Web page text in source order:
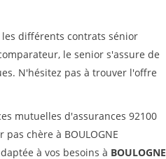
différents contrats sénior
le senior s'assure de
N'hésitez pas à trouver l'offre
mutuelles d'assurances 92100
pas chère à BOULOGNE
à vos besoins à BOULOGNE